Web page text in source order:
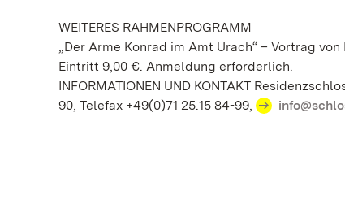
WEITERES RAHMENPROGRAMM
„Der Arme Konrad im Amt Urach“ – Vortrag
Eintritt 9,00 €. Anmeldung erforderlich.
INFORMATIONEN UND KONTAKT
90, Telefax +49(0)71 25.15 84-99,